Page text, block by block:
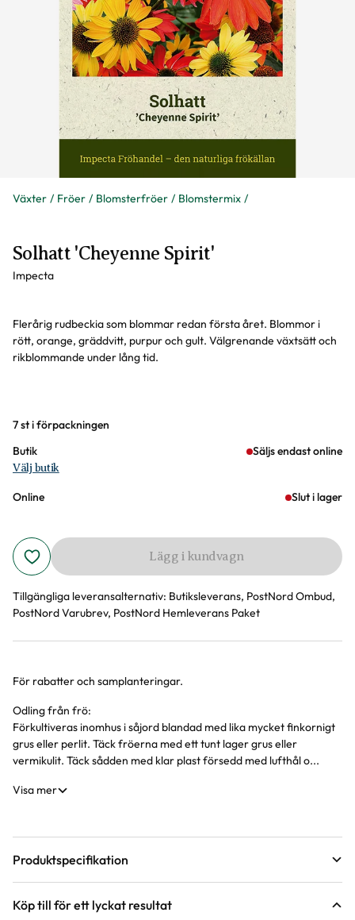
Växter Fröer Blomsterfröer Blomstermix
Solhatt 'Cheyenne Spirit'
Impecta
Flerårig rudbeckia som blommar redan första året. Blommor i
rött, orange, gräddvitt, purpur och gult. Välgrenande växtsätt och
rikblommande under lång tid.
Varianter
7 st i förpackningen
Butik
Säljs endast online
Välj butik
Online Slut i lager
Lägg i kundvagn
Tillgängliga leveransalternativ: Butiksleverans, PostNord Ombud,
PostNord Varubrev, PostNord Hemleverans Paket
Produktinformation
För rabatter och samplanteringar.
Odling från frö:
Förkultiveras inomhus i såjord blandad med lika mycket finkornigt
grus eller perlit. Täck fröerna med ett tunt lager grus eller
vermikulit. Täck sådden med klar plast försedd med lufthål o...
Visa mer
Produktspecifikation
Förväntad sluthöjd 60 - 70 cm
Köp till för ett lyckat resultat